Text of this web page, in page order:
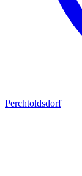
Perchtoldsdorf